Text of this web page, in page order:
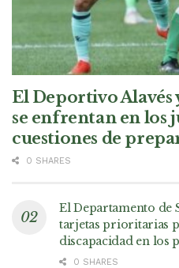
El Deportivo Alavés
se enfrentan en los
cuestiones de
0 SHARES
El Departamento de
tarjetas prioritarias
discapacidad en los
0 SHARES